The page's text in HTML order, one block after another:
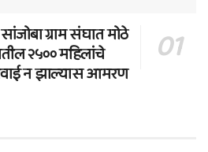
ग्राम संघात मोठे
२५०० महिलांचे
न झाल्यास आमरण